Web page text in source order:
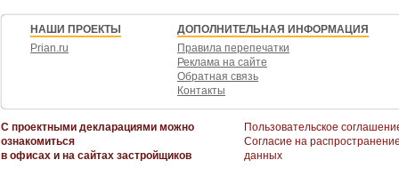
НАШИ ПРОЕКТЫ
Prian.ru
ДОПОЛНИТЕЛЬНАЯ ИНФОРМАЦИЯ
Правила перепечатки
Реклама на сайте
Обратная связь
Контакты
С проектными декларациями можно
ознакомиться
в офисах и на сайтах застройщиков
Пользовательское
Согласие на
данных